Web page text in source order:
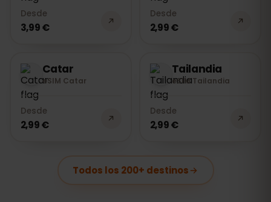
Desde
3,99 €
Desde
2,99 €
Catar
eSIM Catar
Desde
2,99 €
Tailandia
eSIM Tailandia
Desde
2,99 €
Todos los 200+ destinos